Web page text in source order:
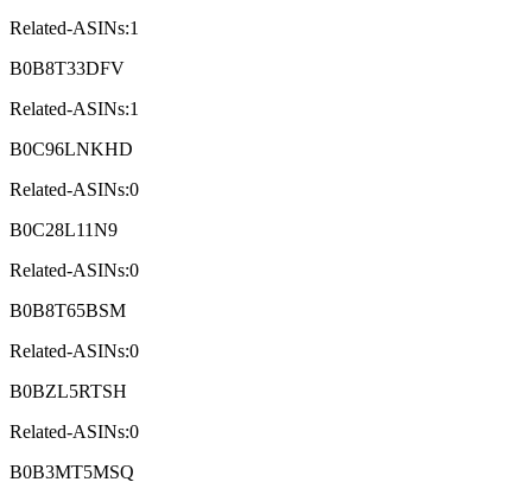
Related-ASINs:1
B0B8T33DFV
Related-ASINs:1
B0C96LNKHD
Related-ASINs:0
B0C28L11N9
Related-ASINs:0
B0B8T65BSM
Related-ASINs:0
B0BZL5RTSH
Related-ASINs:0
B0B3MT5MSQ